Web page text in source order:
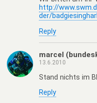
http://
der/
Reply
marcel
13.6.2010
Stand nichts im
Reply